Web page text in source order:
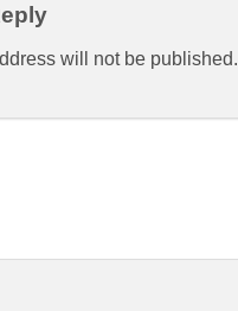
will not be published.